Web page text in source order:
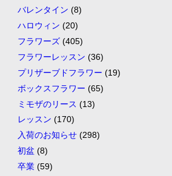
バレンタイン (8)
ハロウィン (20)
フラワーズ(405)
フラワーレッスン (36)
プリザーブドフラワー (19)
ボックスフラワー (65)
ミモザのリース (13)
レッスン (170)
入荷のお知らせ(298)
初盆 (8)
卒業(59)